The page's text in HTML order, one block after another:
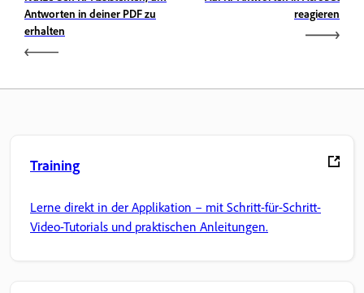
Antworten in deiner PDF zu
erhalten
reagieren
Training
Lerne direkt in der Applikation – mit Schritt-für-Schritt-
Video-Tutorials und praktischen Anleitungen.